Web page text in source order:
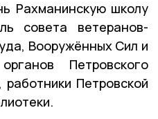
Рахманинскую школу
совета ветеранов-
Вооружённых Сил и
Петровского
Петровской